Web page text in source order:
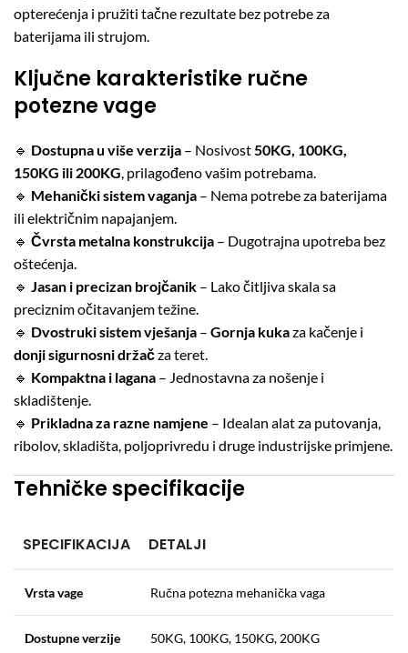
opterećenja i pružiti tačne rezultate bez potrebe za
baterijama ili strujom.
Ključne karakteristike ručne
potezne vage
🔹 Dostupna u više verzija – Nosivost50KG, 100KG,
150KG ili 200KG, prilagođeno vašim potrebama.
🔹 Mehanički sistem vaganja – Nema potrebe za baterijama
ili električnim napajanjem.
🔹 Čvrsta metalna konstrukcija – Dugotrajna upotreba bez
oštećenja.
🔹 Jasan i precizan brojčanik – Lako čitljiva skala sa
preciznim očitavanjem težine.
🔹 Dvostruki sistem vješanja – Gornja kukaza kačenje i
donji sigurnosni držačza teret.
🔹 Kompaktna i lagana – Jednostavna za nošenje i
skladištenje.
🔹 Prikladna za razne namjene – Idealan alat za putovanja,
ribolov, skladišta, poljoprivredu i druge industrijske primjene.
Tehničke specifikacije
SPECIFIKACIJA DETALJI
Vrsta vage Ručna potezna mehanička vaga
Dostupne verzije 50KG, 100KG, 150KG, 200KG